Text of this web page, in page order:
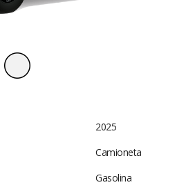
add content here.2025
Camioneta
Gasolina